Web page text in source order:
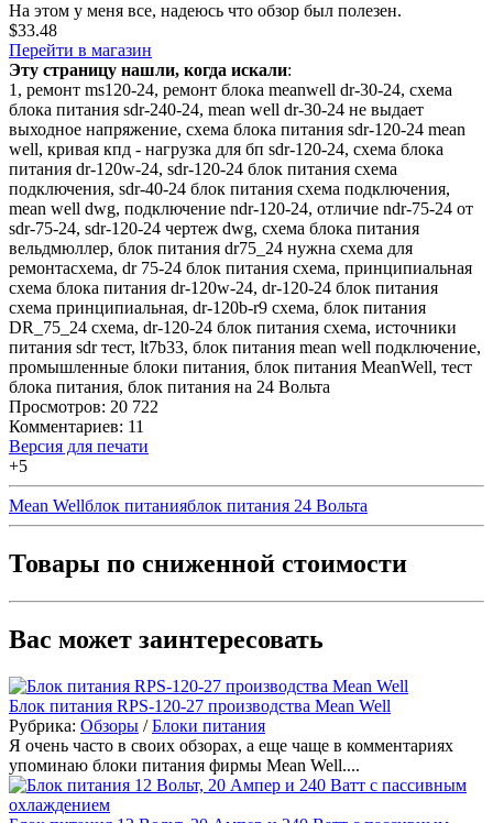
На этом у меня все, надеюсь что обзор был полезен.
$33.48
Перейти в магазин
Эту страницу нашли, когда искали:
1, ремонт ms120-24, ремонт блока meanwell dr-30-24, схема
блока питания sdr-240-24, mean well dr-30-24 не выдает
выходное напряжение, схема блока питания sdr-120-24 mean
well, кривая кпд - нагрузка для бп sdr-120-24, схема блока
питания dr-120w-24, sdr-120-24 блок питания схема
подключения, sdr-40-24 блок питания схема подключения,
mean well dwg, подключение ndr-120-24, отличие ndr-75-24 от
sdr-75-24, sdr-120-24 чертеж dwg, cхема блока питания
вельдмюллер, блок питания dr75_24 нужна схема для
ремонтасхема, dr 75-24 блок питания схема, принципиальная
схема блока питания dr-120w-24, dr-120-24 блок питания
схема принципиальная, dr-120b-r9 схема, блок питания
DR_75_24 схема, dr-120-24 блок питания схема, источники
питания sdr тест, lt7b33, блок питания mean well подключение,
промышленные блоки питания, блок питания MeanWell, тест
блока питания, блок питания на 24 Вольта
Просмотров: 20 722
Комментариев: 11
Версия для печати
+5
Mean Wellблок питанияблок питания 24 Вольта
Товары по сниженной стоимости
Вас может заинтересовать
Блок питания RPS-120-27 производства Mean Well
Рубрика: Обзоры /Блоки питания
Я очень часто в своих обзорах, а еще чаще в комментариях
упоминаю блоки питания фирмы Mean Well....